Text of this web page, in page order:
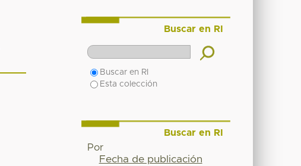
Buscar en RI
Buscar en RI
Esta colección
Buscar en RI
Por
Fecha de publicación